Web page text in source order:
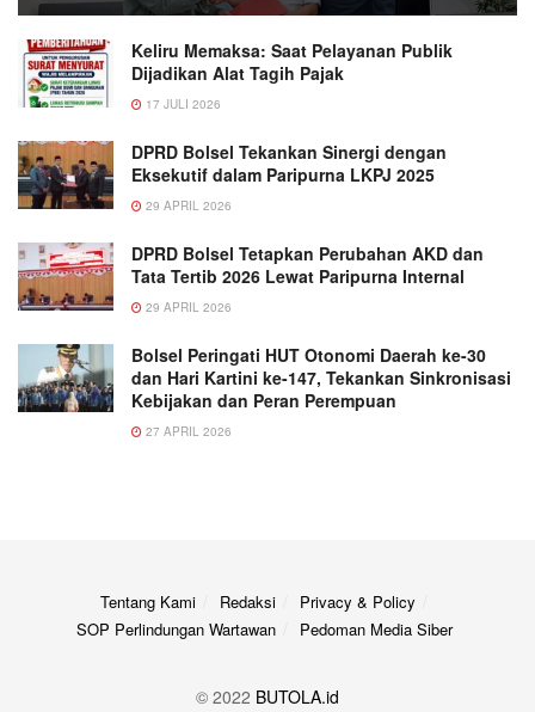
Keliru Memaksa: Saat Pelayanan Publik
Dijadikan Alat Tagih Pajak
17 JULI 2026
DPRD Bolsel Tekankan Sinergi dengan
Eksekutif dalam Paripurna LKPJ 2025
29 APRIL 2026
DPRD Bolsel Tetapkan Perubahan AKD dan
Tata Tertib 2026 Lewat Paripurna Internal
29 APRIL 2026
Bolsel Peringati HUT Otonomi Daerah ke-30
dan Hari Kartini ke-147, Tekankan Sinkronisasi
Kebijakan dan Peran Perempuan
27 APRIL 2026
Tentang Kami Redaksi
Privacy & Policy
SOP Perlindungan Wartawan
Pedoman Media Siber
© 2022 BUTOLA.id